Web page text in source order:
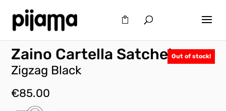
Out of stock!
Zaino Cartella Satchel
Zigzag Black
€85.00